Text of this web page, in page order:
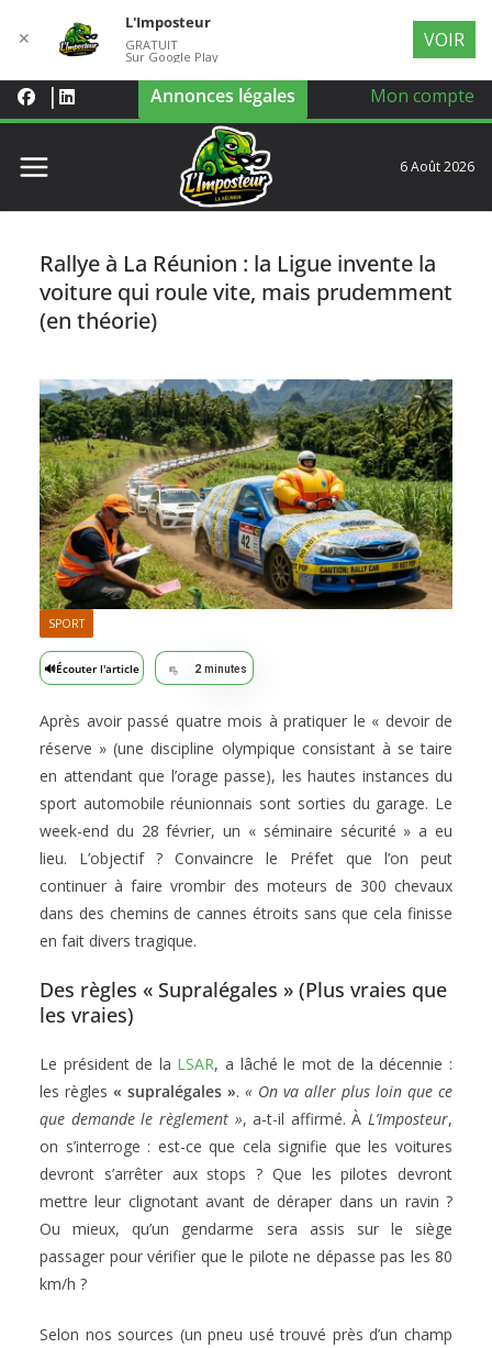
Annonces légales Mon compte
6 Août 2026
Rallye à La Réunion : la Ligue invente la
voiture qui roule vite, mais prudemment
(en théorie)
SPORT
🔊Écouter l'article 2 minutes
Après avoir passé quatre mois à pratiquer le « devoir de
réserve » (une discipline olympique consistant à se taire
en attendant que l’orage passe), les hautes instances du
sport automobile réunionnais sont sorties du garage. Le
week-end du 28 février, un « séminaire sécurité » a eu
lieu. L’objectif ? Convaincre le Préfet que l’on peut
continuer à faire vrombir des moteurs de 300 chevaux
dans des chemins de cannes étroits sans que cela finisse
en fait divers tragique.
Des règles « Supralégales » (Plus vraies que
les vraies)
Le président de la LSAR, a lâché le mot de la décennie :
les règles « supralégales ». « On va aller plus loin que ce
que demande le règlement », a-t-il affirmé. À L’Imposteur,
on s’interroge : est-ce que cela signifie que les voitures
devront s’arrêter aux stops ? Que les pilotes devront
mettre leur clignotant avant de déraper dans un ravin ?
Ou mieux, qu’un gendarme sera assis sur le siège
passager pour vérifier que le pilote ne dépasse pas les 80
km/h ?
Selon nos sources (un pneu usé trouvé près d’un champ
✕
L'Imposteur
GRATUIT
Sur Google Play
VOIR